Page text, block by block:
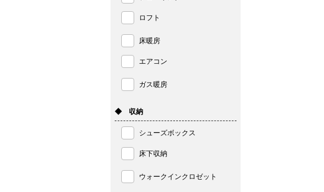
ロフト
床暖房
エアコン
ガス暖房
◆ 収納
シューズボックス
床下収納
ウォークインクロゼット